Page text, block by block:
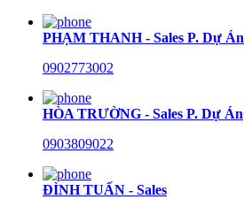
PHẠM THANH - Sales P. Dự Án
0902773002
HÒA TRƯỜNG - Sales P. Dự Án
0903809022
ĐÌNH TUẤN - Sales